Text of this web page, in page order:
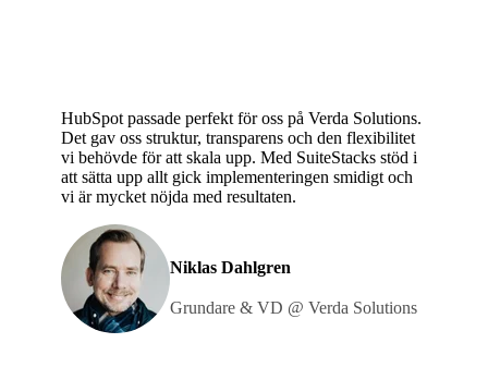
HubSpot passade perfekt för oss på Verda Solutions.
Det gav oss struktur, transparens och den flexibilitet
vi behövde för att skala upp. Med SuiteStacks stöd i
att sätta upp allt gick implementeringen smidigt och
vi är mycket nöjda med resultaten.
Niklas Dahlgren
Grundare & VD @ Verda Solutions